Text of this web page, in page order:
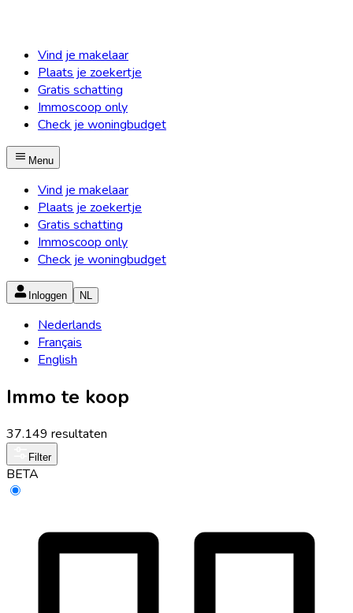
Vind je makelaar
Plaats je zoekertje
Gratis schatting
Immoscoop only
Check je woningbudget
Menu
Vind je makelaar
Plaats je zoekertje
Gratis schatting
Immoscoop only
Check je woningbudget
Inloggen NL
Nederlands
Français
English
Immo te koop
37.149 resultaten
Filter
BETA